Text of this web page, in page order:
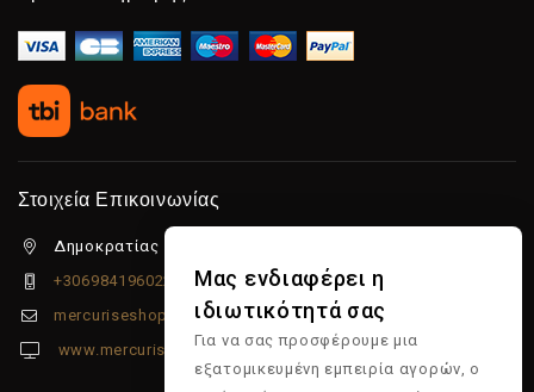
Στοιχεία Επικοινωνίας
Δημοκρατίας 5β Λιμένας Χερσονήσου, 70014
+306984196022
mercuriseshop@gmail.com
www.mercuriseshop.gr
Μας ενδιαφέρει η
ιδιωτικότητά σας
Για να σας προσφέρουμε μια
εξατομικευμένη εμπειρία αγορών, ο